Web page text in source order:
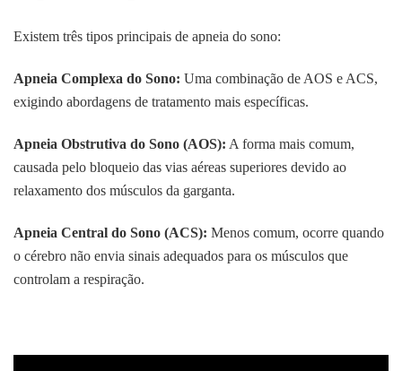
Existem três tipos principais de apneia do sono:
Apneia Complexa do Sono: Uma combinação de AOS e ACS,
exigindo abordagens de tratamento mais específicas.
Apneia Obstrutiva do Sono (AOS): A forma mais comum,
causada pelo bloqueio das vias aéreas superiores devido ao
relaxamento dos músculos da garganta.
Apneia Central do Sono (ACS): Menos comum, ocorre quando
o cérebro não envia sinais adequados para os músculos que
controlam a respiração.